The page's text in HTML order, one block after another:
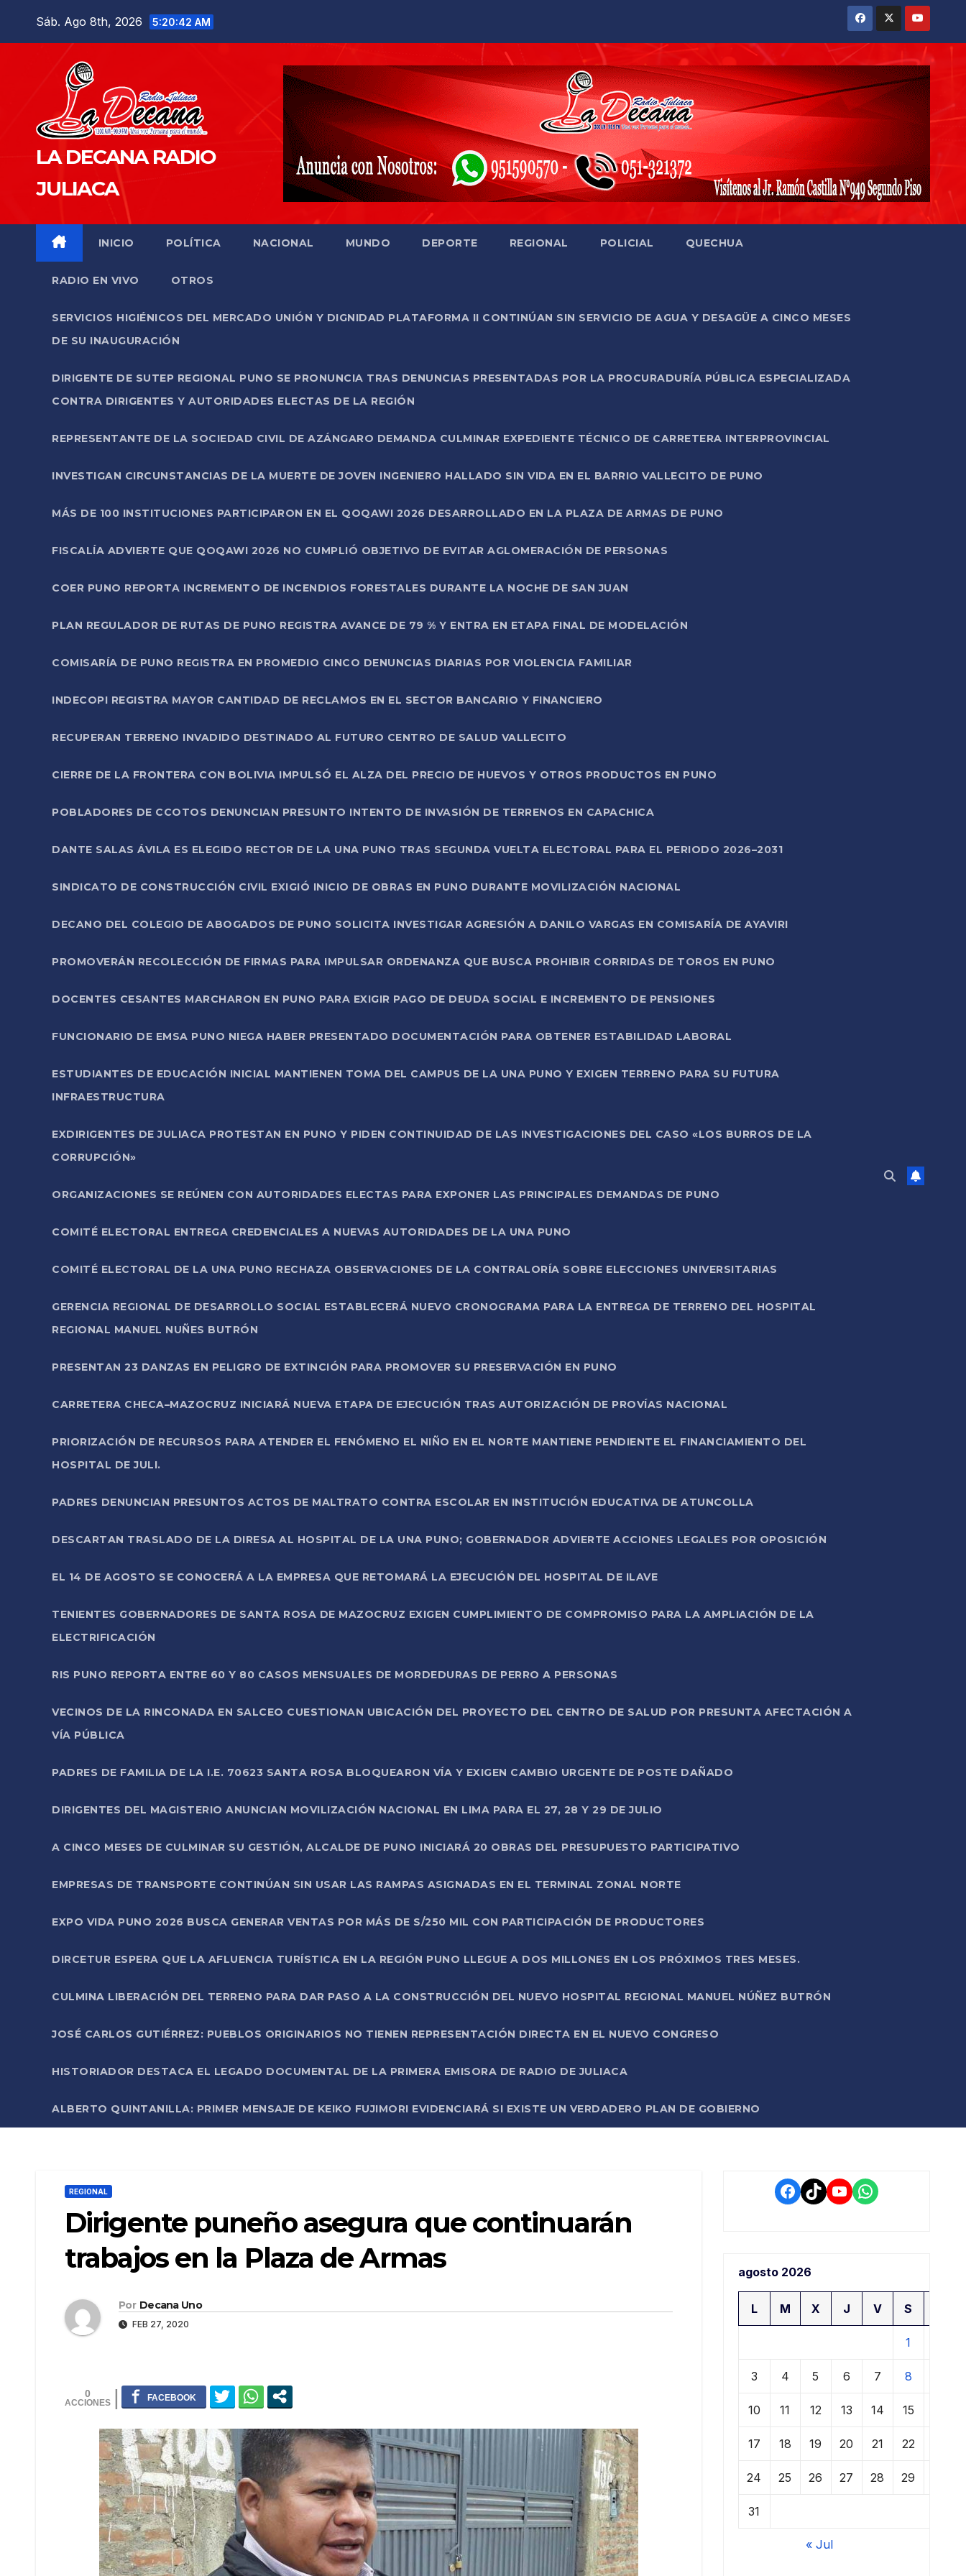
Sáb. Ago 8th, 2026 5:20:43 AM
LA DECANA RADIO
JULIACA
INICIO POLÍTICA NACIONAL MUNDO DEPORTE REGIONAL POLICIAL QUECHUA
RADIO EN VIVO OTROS
SERVICIOS HIGIÉNICOS DEL MERCADO UNIÓN Y DIGNIDAD PLATAFORMA II CONTINÚAN SIN SERVICIO DE AGUA Y DESAGÜE A CINCO MESES
DE SU INAUGURACIÓN
DIRIGENTE DE SUTEP REGIONAL PUNO SE PRONUNCIA TRAS DENUNCIAS PRESENTADAS POR LA PROCURADURÍA PÚBLICA ESPECIALIZADA
CONTRA DIRIGENTES Y AUTORIDADES ELECTAS DE LA REGIÓN
REPRESENTANTE DE LA SOCIEDAD CIVIL DE AZÁNGARO DEMANDA CULMINAR EXPEDIENTE TÉCNICO DE CARRETERA INTERPROVINCIAL
INVESTIGAN CIRCUNSTANCIAS DE LA MUERTE DE JOVEN INGENIERO HALLADO SIN VIDA EN EL BARRIO VALLECITO DE PUNO
MÁS DE 100 INSTITUCIONES PARTICIPARON EN EL QOQAWI 2026 DESARROLLADO EN LA PLAZA DE ARMAS DE PUNO
FISCALÍA ADVIERTE QUE QOQAWI 2026 NO CUMPLIÓ OBJETIVO DE EVITAR AGLOMERACIÓN DE PERSONAS
COER PUNO REPORTA INCREMENTO DE INCENDIOS FORESTALES DURANTE LA NOCHE DE SAN JUAN
PLAN REGULADOR DE RUTAS DE PUNO REGISTRA AVANCE DE 79 % Y ENTRA EN ETAPA FINAL DE MODELACIÓN
COMISARÍA DE PUNO REGISTRA EN PROMEDIO CINCO DENUNCIAS DIARIAS POR VIOLENCIA FAMILIAR
INDECOPI REGISTRA MAYOR CANTIDAD DE RECLAMOS EN EL SECTOR BANCARIO Y FINANCIERO
RECUPERAN TERRENO INVADIDO DESTINADO AL FUTURO CENTRO DE SALUD VALLECITO
CIERRE DE LA FRONTERA CON BOLIVIA IMPULSÓ EL ALZA DEL PRECIO DE HUEVOS Y OTROS PRODUCTOS EN PUNO
POBLADORES DE CCOTOS DENUNCIAN PRESUNTO INTENTO DE INVASIÓN DE TERRENOS EN CAPACHICA
DANTE SALAS ÁVILA ES ELEGIDO RECTOR DE LA UNA PUNO TRAS SEGUNDA VUELTA ELECTORAL PARA EL PERIODO 2026–2031
SINDICATO DE CONSTRUCCIÓN CIVIL EXIGIÓ INICIO DE OBRAS EN PUNO DURANTE MOVILIZACIÓN NACIONAL
DECANO DEL COLEGIO DE ABOGADOS DE PUNO SOLICITA INVESTIGAR AGRESIÓN A DANILO VARGAS EN COMISARÍA DE AYAVIRI
PROMOVERÁN RECOLECCIÓN DE FIRMAS PARA IMPULSAR ORDENANZA QUE BUSCA PROHIBIR CORRIDAS DE TOROS EN PUNO
DOCENTES CESANTES MARCHARON EN PUNO PARA EXIGIR PAGO DE DEUDA SOCIAL E INCREMENTO DE PENSIONES
FUNCIONARIO DE EMSA PUNO NIEGA HABER PRESENTADO DOCUMENTACIÓN PARA OBTENER ESTABILIDAD LABORAL
ESTUDIANTES DE EDUCACIÓN INICIAL MANTIENEN TOMA DEL CAMPUS DE LA UNA PUNO Y EXIGEN TERRENO PARA SU FUTURA
INFRAESTRUCTURA
EXDIRIGENTES DE JULIACA PROTESTAN EN PUNO Y PIDEN CONTINUIDAD DE LAS INVESTIGACIONES DEL CASO «LOS BURROS DE LA
CORRUPCIÓN»
ORGANIZACIONES SE REÚNEN CON AUTORIDADES ELECTAS PARA EXPONER LAS PRINCIPALES DEMANDAS DE PUNO
COMITÉ ELECTORAL ENTREGA CREDENCIALES A NUEVAS AUTORIDADES DE LA UNA PUNO
COMITÉ ELECTORAL DE LA UNA PUNO RECHAZA OBSERVACIONES DE LA CONTRALORÍA SOBRE ELECCIONES UNIVERSITARIAS
GERENCIA REGIONAL DE DESARROLLO SOCIAL ESTABLECERÁ NUEVO CRONOGRAMA PARA LA ENTREGA DE TERRENO DEL HOSPITAL
REGIONAL MANUEL NUÑES BUTRÓN
PRESENTAN 23 DANZAS EN PELIGRO DE EXTINCIÓN PARA PROMOVER SU PRESERVACIÓN EN PUNO
CARRETERA CHECA–MAZOCRUZ INICIARÁ NUEVA ETAPA DE EJECUCIÓN TRAS AUTORIZACIÓN DE PROVÍAS NACIONAL
PRIORIZACIÓN DE RECURSOS PARA ATENDER EL FENÓMENO EL NIÑO EN EL NORTE MANTIENE PENDIENTE EL FINANCIAMIENTO DEL
HOSPITAL DE JULI.
PADRES DENUNCIAN PRESUNTOS ACTOS DE MALTRATO CONTRA ESCOLAR EN INSTITUCIÓN EDUCATIVA DE ATUNCOLLA
DESCARTAN TRASLADO DE LA DIRESA AL HOSPITAL DE LA UNA PUNO; GOBERNADOR ADVIERTE ACCIONES LEGALES POR OPOSICIÓN
EL 14 DE AGOSTO SE CONOCERÁ A LA EMPRESA QUE RETOMARÁ LA EJECUCIÓN DEL HOSPITAL DE ILAVE
TENIENTES GOBERNADORES DE SANTA ROSA DE MAZOCRUZ EXIGEN CUMPLIMIENTO DE COMPROMISO PARA LA AMPLIACIÓN DE LA
ELECTRIFICACIÓN
RIS PUNO REPORTA ENTRE 60 Y 80 CASOS MENSUALES DE MORDEDURAS DE PERRO A PERSONAS
VECINOS DE LA RINCONADA EN SALCEO CUESTIONAN UBICACIÓN DEL PROYECTO DEL CENTRO DE SALUD POR PRESUNTA AFECTACIÓN A
VÍA PÚBLICA
PADRES DE FAMILIA DE LA I.E. 70623 SANTA ROSA BLOQUEARON VÍA Y EXIGEN CAMBIO URGENTE DE POSTE DAÑADO
DIRIGENTES DEL MAGISTERIO ANUNCIAN MOVILIZACIÓN NACIONAL EN LIMA PARA EL 27, 28 Y 29 DE JULIO
A CINCO MESES DE CULMINAR SU GESTIÓN, ALCALDE DE PUNO INICIARÁ 20 OBRAS DEL PRESUPUESTO PARTICIPATIVO
EMPRESAS DE TRANSPORTE CONTINÚAN SIN USAR LAS RAMPAS ASIGNADAS EN EL TERMINAL ZONAL NORTE
EXPO VIDA PUNO 2026 BUSCA GENERAR VENTAS POR MÁS DE S/250 MIL CON PARTICIPACIÓN DE PRODUCTORES
DIRCETUR ESPERA QUE LA AFLUENCIA TURÍSTICA EN LA REGIÓN PUNO LLEGUE A DOS MILLONES EN LOS PRÓXIMOS TRES MESES.
CULMINA LIBERACIÓN DEL TERRENO PARA DAR PASO A LA CONSTRUCCIÓN DEL NUEVO HOSPITAL REGIONAL MANUEL NÚÑEZ BUTRÓN
JOSÉ CARLOS GUTIÉRREZ: PUEBLOS ORIGINARIOS NO TIENEN REPRESENTACIÓN DIRECTA EN EL NUEVO CONGRESO
HISTORIADOR DESTACA EL LEGADO DOCUMENTAL DE LA PRIMERA EMISORA DE RADIO DE JULIACA
ALBERTO QUINTANILLA: PRIMER MENSAJE DE KEIKO FUJIMORI EVIDENCIARÁ SI EXISTE UN VERDADERO PLAN DE GOBIERNO
REGIONAL
Dirigente puneño asegura que continuarán
trabajos en la Plaza de Armas
Por Decana Uno
FEB 27, 2020
0
Facebook
TikTokYouTube
WhatsApp
agosto 2026
L M X J V S
1
3 4 5 6 7 8
10 11 12 13 14 15
17 18 19 20 21 22
24 25 26 27 28 29
31
« Jul